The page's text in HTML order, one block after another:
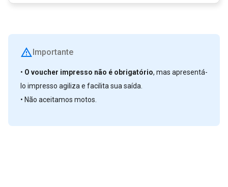
Importante
•⁠ ⁠ O voucher impresso não é obrigatório, mas apresentá-
lo impresso agiliza e facilita sua saída.
•⁠ ⁠Não aceitamos motos.